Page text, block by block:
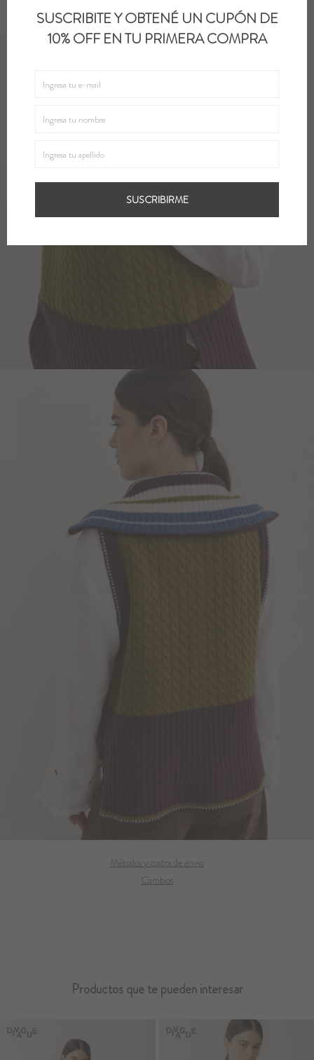
SUSCRIBITE Y OBTENÉ UN CUPÓN DE
10% OFF EN TU PRIMERA COMPRA
SUSCRIBIRME
Métodos y costos de envío
Cambios
Productos que te pueden interesar